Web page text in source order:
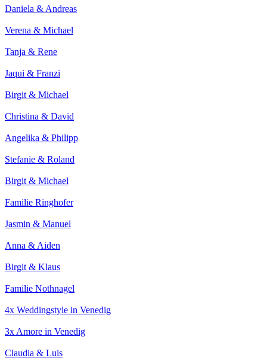
Daniela & Andreas
Verena & Michael
Tanja & Rene
Jaqui & Franzi
Birgit & Michael
Christina & David
Angelika & Philipp
Stefanie & Roland
Birgit & Michael
Familie Ringhofer
Jasmin & Manuel
Anna & Aiden
Birgit & Klaus
Familie Nothnagel
4x Weddingstyle in Venedig
3x Amore in Venedig
Claudia & Luis